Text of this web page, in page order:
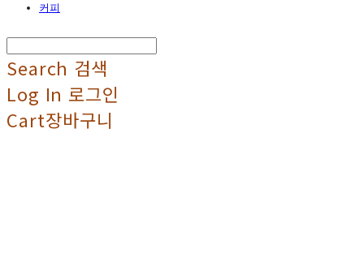
커피
Search 검색
Log In 로그인
Cart장바구니